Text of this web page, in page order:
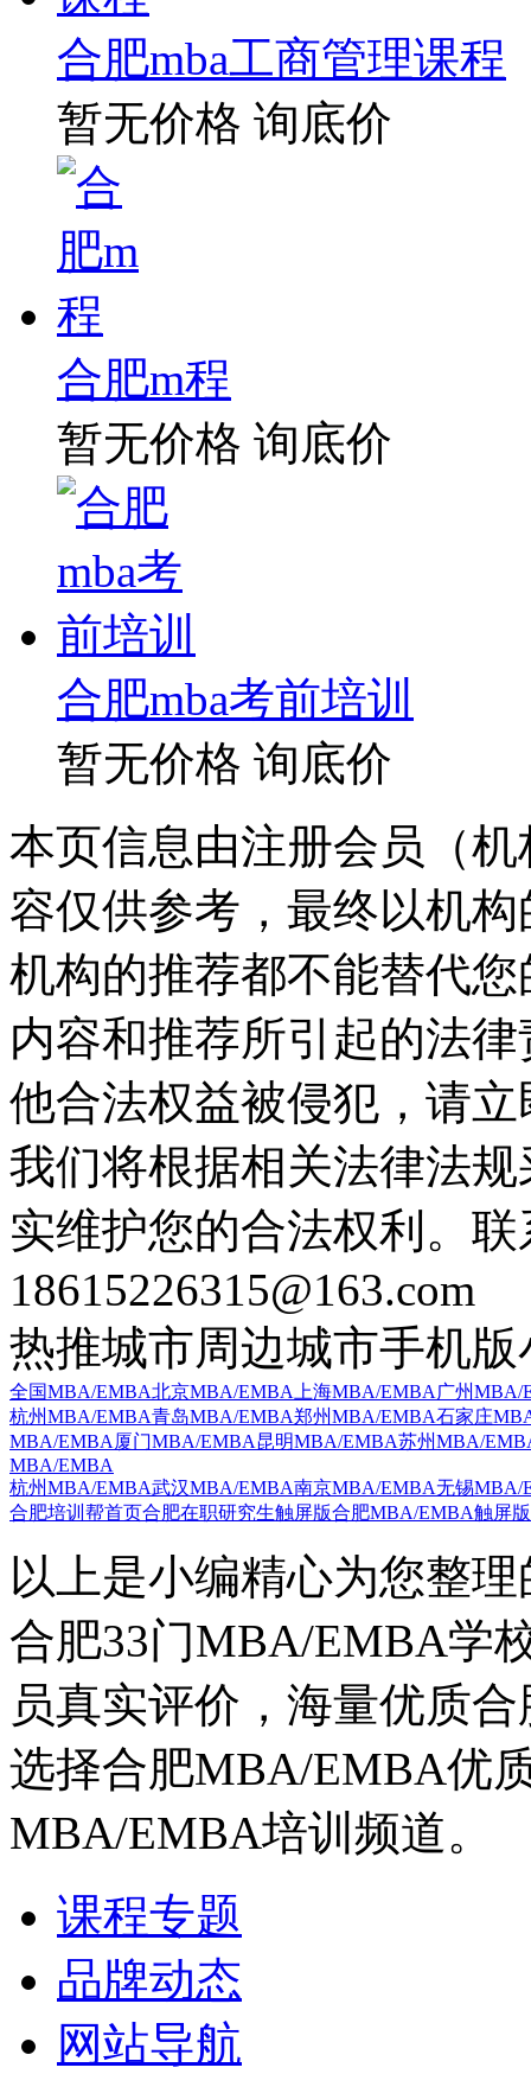
合肥mba工商管理课程
暂无价格 询底价
合肥m程
暂无价格 询底价
合肥mba考前培训
暂无价格 询底价
本页信息由注册会员（
容仅供参考，最终以机
机构的推荐都不能替代
内容和推荐所引起的法
他合法权益被侵犯，请
我们将根据相关法律法
实维护您的合法权利。
18615226315@163.com
热推城市周边城市手机版
全国MBA/EMBA北京MBA/EMBA 上海MBA/EMBA 广州MBA/
杭州MBA/EMBA青岛MBA/EMBA郑州MBA/EMBA石家庄
MBA/EMBA 厦门MBA/EMBA昆明MBA/EMBA苏州MBA/
MBA/EMBA
杭州MBA/EMBA武汉MBA/EMBA南京MBA/EMBA无锡MBA/
合肥培训帮首页合肥在职研究生触屏版合肥MBA/EMBA触屏版
以上是小编精心为您整
合肥33门MBA/EMBA学
员真实评价，海量优质
选择合肥MBA/EMBA优
MBA/EMBA培训频道。
课程专题
品牌动态
网站导航